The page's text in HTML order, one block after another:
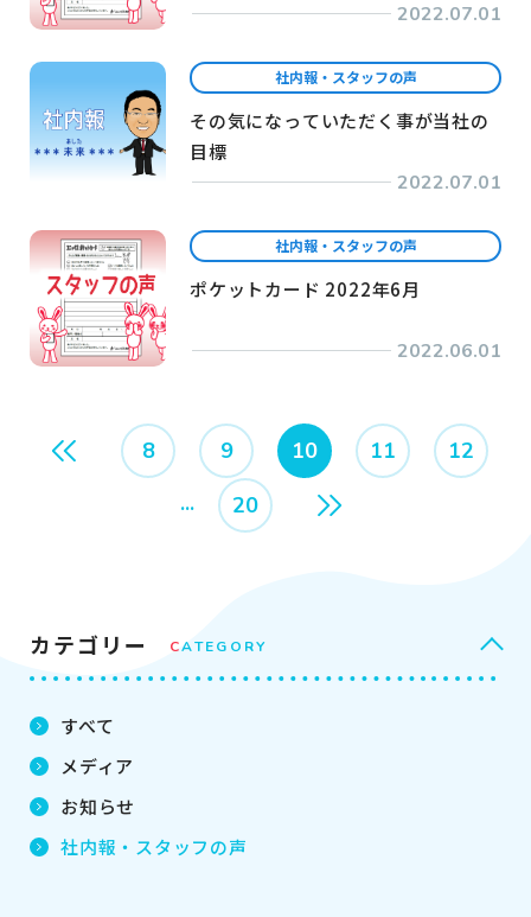
2022.07.01
社内報・スタッフの声
その気になっていただく事が当社の
目標
2022.07.01
社内報・スタッフの声
ポケットカード 2022年6月
2022.06.01
8 9 10 11
12
20
カテゴリー CATEGORY
すべて
メディア
お知らせ
社内報・ スタッフの声